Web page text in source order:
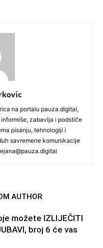
na portalu pauza.digital,
zabavlja i podstiče
pisanju, tehnologiji i
savremene komunikacije
AUTHOR
možete IZLIJEČITI
broj 6 će vas